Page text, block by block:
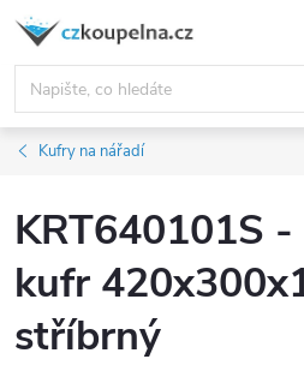
Přejít
obsah
Kufry na nářadí
KRT640101S
kufr
stříbrný